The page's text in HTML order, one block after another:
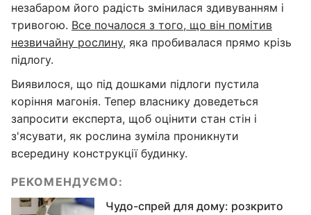
незабаром його радість змінилася здивуванням і
тривогою. Все почалося з того, що він помітив
незвичайну рослину, яка пробивалася прямо крізь
підлогу.
Виявилося, що під дошками підлоги пустила
коріння магонія. Тепер власнику доведеться
запросити експерта, щоб оцінити стан стін і
з'ясувати, як рослина зуміла проникнути
всередину конструкції будинку.
РЕКОМЕНДУЄМО:
Чудо-спрей для дому: розкрито